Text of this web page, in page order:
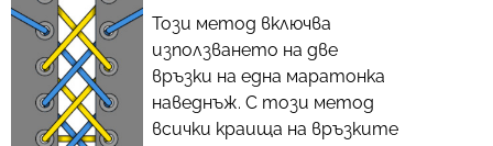
Този метод включва
използването на две
връзки на една маратонка
наведнъж. С този метод
всички краища на връзките